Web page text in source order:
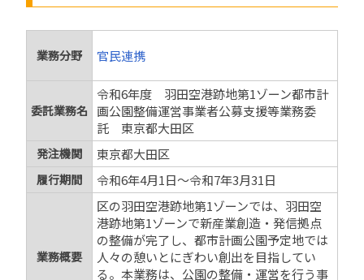
業務分野 官民連携
委託業務名
令和6年度 羽田空港跡地第1ゾーン都市計
画公園整備運営事業者公募支援等業務委
託 東京都大田区
発注機関 東京都大田区
履行期間 令和6年4月1日～令和7年3月31日
業務概要
区の羽田空港跡地第1ゾーンでは、羽田空
港跡地第1ゾーンで新産業創造・発信拠点
の整備が完了し、都市計画公園予定地では
人々の憩いとにぎわい創出を目指してい
る。本業務は、公園の整備・運営を行う事